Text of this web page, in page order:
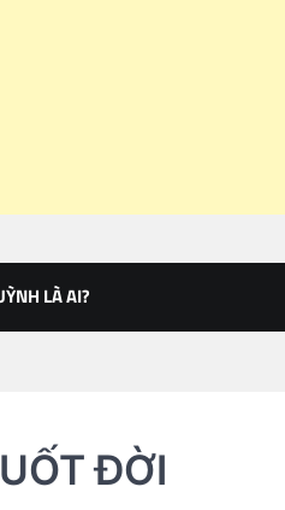
LÀ AI?
ĐỜI